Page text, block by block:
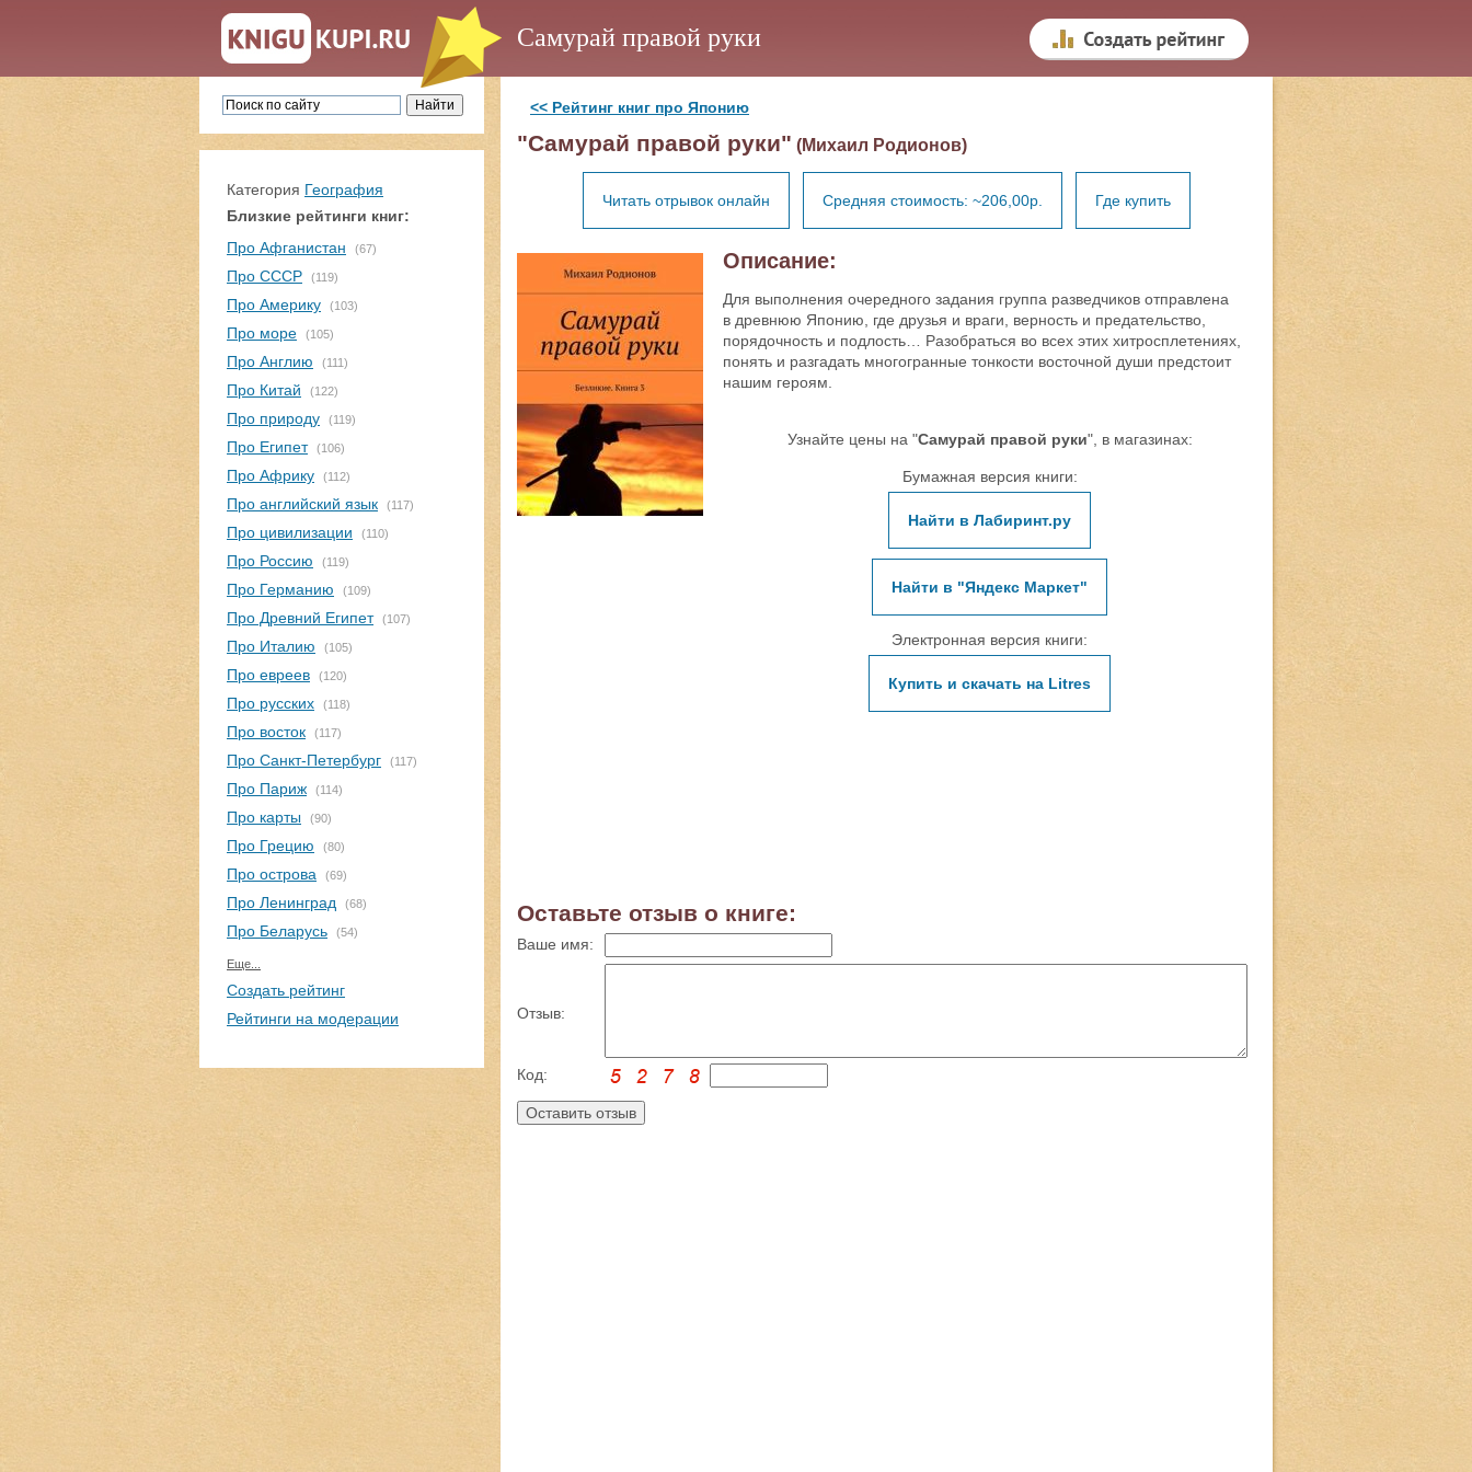
Самурай правой руки
Категория География
Близкие рейтинги книг:
Про Афганистан
(67)
Про СССР (119)
Про Америку (103)
Про море (105)
Про Англию (111)
Про Китай (122)
Про природу (119)
Про Египет (106)
Про Африку (112)
Про английский язык (117)
Про цивилизации (110)
Про Россию (119)
Про Германию (109)
Про Древний Египет (107)
Про Италию (105)
Про евреев (120)
Про русских (118)
Про восток (117)
Про Санкт-Петербург (117)
Про Париж (114)
Про карты (90)
Про Грецию (80)
Про острова (69)
Про Ленинград (68)
Про Беларусь (54)
Еще...
Создать рейтинг
Рейтинги на модерации
<< Рейтинг книг про Японию
"Самурай правой руки" (Михаил Родионов)
Читать отрывок онлайн Средняя стоимость: ~206,00р. Где купить
Описание:
Для выполнения очередного задания группа разведчиков отправлена
в древнюю Японию, где друзья и враги, верность и предательство,
порядочность и подлость… Разобраться во всех этих хитросплетениях,
понять и разгадать многогранные тонкости восточной души предстоит
нашим героям.
Узнайте цены на "Самурай правой руки", в магазинах:
Бумажная версия книги:
Найти в Лабиринт.ру
Найти в "Яндекс Маркет"
Электронная версия книги:
Купить и скачать на Litres
Оставьте отзыв о книге:
Ваше имя:
Отзыв:
Код: